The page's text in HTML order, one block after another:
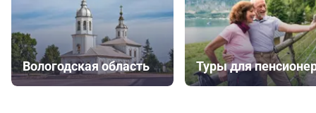
Вологодская область Туры для